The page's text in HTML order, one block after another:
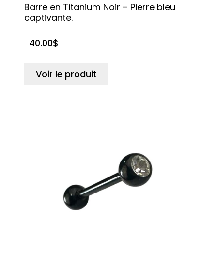
Barre en Titanium Noir – Pierre bleu
captivante.
40.00$
Voir le produit